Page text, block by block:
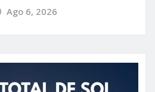
Ago 6, 2026